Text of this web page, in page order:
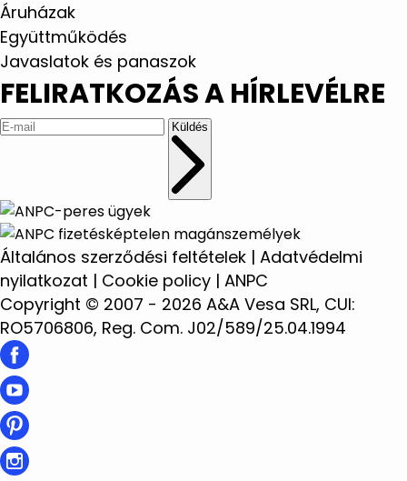
Áruházak
Együttműködés
Javaslatok és panaszok
FELIRATKOZÁS A HÍRLEVÉLRE
Küldés
Általános szerződési feltételek | Adatvédelmi
nyilatkozat | Cookie policy | ANPC
Copyright © 2007 - 2026 A&A Vesa SRL, CUI:
RO5706806, Reg. Com. J02/589/25.04.1994